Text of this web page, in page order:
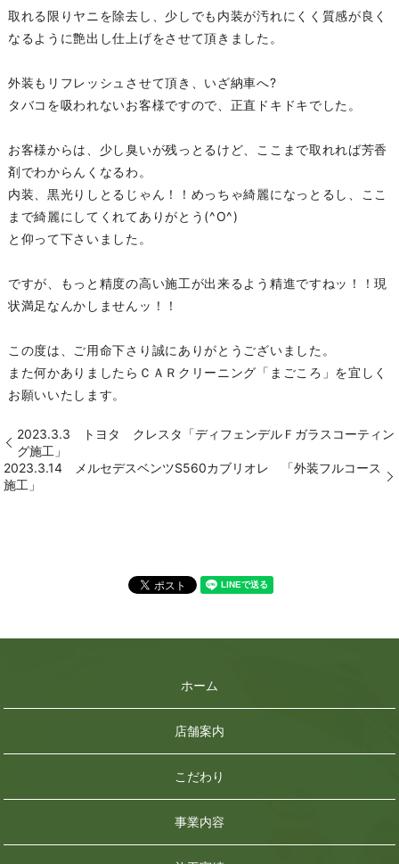
取れる限りヤニを除去し、少しでも内装が汚れにくく質感が良く
なるように艶出し仕上げをさせて頂きました。
外装もリフレッシュさせて頂き、いざ納車へ?
タバコを吸われないお客様ですので、正直ドキドキでした。
お客様からは、少し臭いが残っとるけど、ここまで取れれば芳香
剤でわからんくなるわ。
内装、黒光りしとるじゃん！！めっちゃ綺麗になっとるし、ここ
まで綺麗にしてくれてありがとう(^O^)
と仰って下さいました。
ですが、もっと精度の高い施工が出来るよう精進ですねッ！！現
状満足なんかしませんッ！！
この度は、ご用命下さり誠にありがとうございました。
また何かありましたらＣＡＲクリーニング「まごころ」を宜しく
お願いいたします。
2023.3.3 トヨタ クレスタ「ディフェンデルＦガラスコーティン
グ施工」
2023.3.14 メルセデスベンツS560カブリオレ 「外装フルコース
施工」
ホーム
店舗案内
こだわり
事業内容